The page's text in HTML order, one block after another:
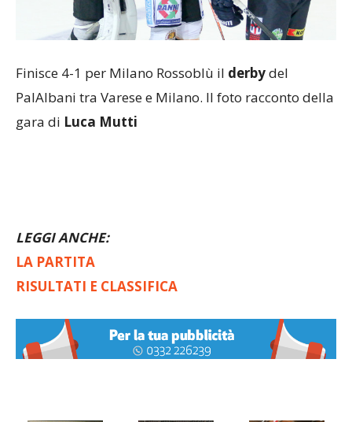
Finisce 4-1 per Milano Rossoblù il derbydel
PalAlbani tra Varese e Milano. Il foto racconto della
gara di Luca Mutti
LA PARTITA
RISULTATI E CLASSIFICA